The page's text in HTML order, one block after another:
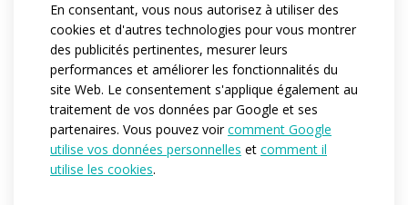
En consentant, vous nous autorisez à utiliser des
cookies et d'autres technologies pour vous montrer
des publicités pertinentes, mesurer leurs
performances et améliorer les fonctionnalités du
site Web. Le consentement s'applique également au
traitement de vos données par Google et ses
partenaires. Vous pouvez voircomment Google
utilise vos données personnelles et comment il
utilise les cookies.
Matériau:
espan/espan colour
Pánská / Dámská / Dětská
Tailles enfant:
122-128 / 134-140 / 146 / 152 / 158 / 164
Tailles adulte:
XS / S / M / L / XL / XXL / 3XL